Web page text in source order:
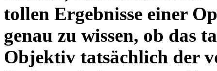
tollen Ergebnisse einer
genau zu wissen, ob das
Objektiv tatsächlich der